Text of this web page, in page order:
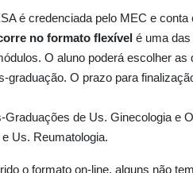
é credenciada pelo MEC e
no formato flexível é uma
O aluno poderá escolher
graduação. O prazo para
de Us. Ginecologia e
Us. Reumatologia.
o formato on-line, alguns não